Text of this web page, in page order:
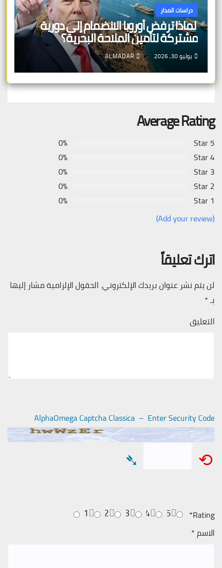
دراسات المدار
لماذا ترفض أوروبا الانضمام إلى دورية
مشتركة لتأمين الملاحة البحرية؟
يوليو 30, 2026 ALMADAR
Average Rating
5 Star
0%
4 Star
0%
3 Star
0%
2 Star
0%
1 Star
0%
(Add your review)
اترك تعليقاً
لن يتم نشر عنوان بريدك الإلكتروني. الحقول الإلزامية مشار إليها
بـ*
التعليق
AlphaOmega Captcha Classica – Enter Security Code
⟲
➴
Rating
*
5
4
3
2
1
الاسم*